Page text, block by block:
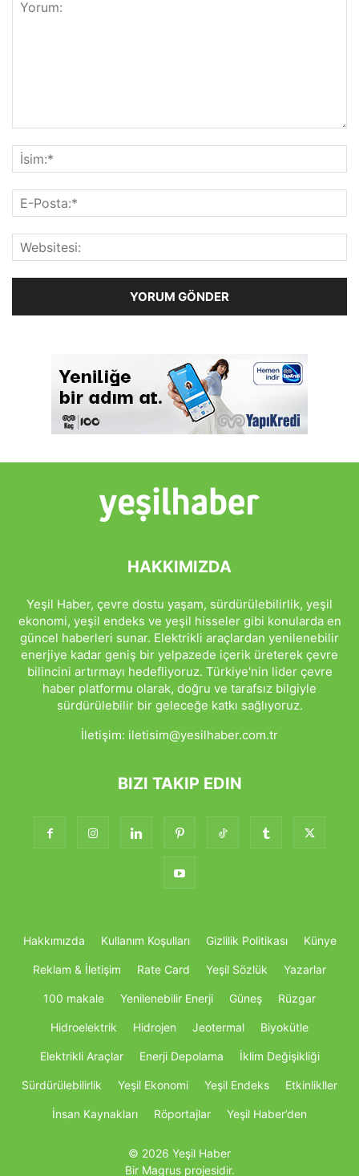
HAKKIMIZDA
Yeşil Haber, çevre dostu yaşam, sürdürülebilirlik, yeşil
ekonomi, yeşil endeks ve yeşil hisseler gibi konularda en
güncel haberleri sunar. Elektrikli araçlardan yenilenebilir
enerjiye kadar geniş bir yelpazede içerik üreterek çevre
bilincini artırmayı hedefliyoruz. Türkiye'nin lider çevre
haber platformu olarak, doğru ve tarafsız bilgiyle
sürdürülebilir bir geleceğe katkı sağlıyoruz.
İletişim: iletisim@yesilhaber.com.tr
BIZI TAKIP EDIN
Hakkımızda Kullanım Koşulları Gizlilik Politikası Künye
Reklam & İletişim Rate Card Yeşil Sözlük Yazarlar
100 makale Yenilenebilir Enerji Güneş Rüzgar
Hidroelektrik Hidrojen Jeotermal Biyokütle
Elektrikli Araçlar Enerji Depolama İklim Değişikliği
Sürdürülebilirlik Yeşil Ekonomi Yeşil Endeks Etkinlikller
İnsan Kaynakları Röportajlar Yeşil Haber’den
© 2026 Yeşil Haber
Bir Magrus projesidir.